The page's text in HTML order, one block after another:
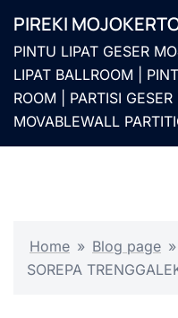
kePIREKI
PINTU LIPAT GESER
LIPAT BALLROOM |
ROOM | PARTISI GESER
MOVABLEWALL
Home » Blog page »
SOREPA